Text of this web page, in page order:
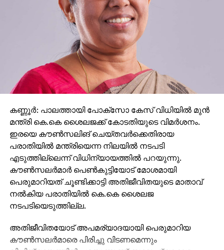
എസ്‌ഐആര്‍ ധൃതിപിടിച്ച് നടപ്പിലാക്കണമെന്ന കേന്ദ്ര
തെരഞ്ഞെടുപ്പ് കമ്മീഷന്റെ പിടിവാശി ബിജെപിയെ
സഹായിക്കാനാണ്. അതിനിടെയാണ് എസ് ഐ ആര്‍
മറയാക്കി സിപിഎം കള്ളവോട്ട് ചേര്‍ക്കലും, വോട്ടു
നിഷേധിക്കലും നടത്തുന്നത്. ബിജെപിയെപ്പോലെ
സിപിഎമ്മിന്റെ കപട മതേതരവാദവും ജനാധിപത്യ
സംവിധാനത്തിന് ശാപമാണ്. രാഷ്ട്രീപക്ഷപാത
പയ്യന്നൂരില്‍ ബിഎല്‍ഒയുടെ ആത്മഹത്യയ്ക്ക്
കാരണമെന്നും കെസി വേണുഗോപാല്‍ പറഞ്ഞു.
കണ്ണൂര്‍: പാലത്തായി പോക്സോ കേസ് വിധിയില്‍ മുന്‍
മന്ത്രി കെ.കെ ശൈലജക്ക് കോടതിയുടെ വിമര്‍ശനം.
ഇരയെ കൗണ്‍സലിങ് ചെയ്തവര്‍ക്കെതിരായ
പരാതിയില്‍ മന്ത്രിയെന്ന നിലയില്‍ നടപടി
എടുത്തില്ലെന്ന് വിധിന്യായത്തില്‍ പറയുന്നു.
കൗണ്‍സലര്‍മാര്‍ പെണ്‍കുട്ടിയോട് മോശമായി
പെരുമാറിയത് ചൂണ്ടിക്കാട്ടി അതിജീവിതയുടെ മാതാവ്
നല്‍കിയ പരാതിയില്‍ കെ.കെ ശൈലജ
നടപടിയെടുത്തില്ല.
അതിജീവിതയോട് അപമര്യാദയായി പെരുമാറിയ
കൗണ്‍സലര്‍മാരെ പിരിച്ചു വിടണമെന്നും